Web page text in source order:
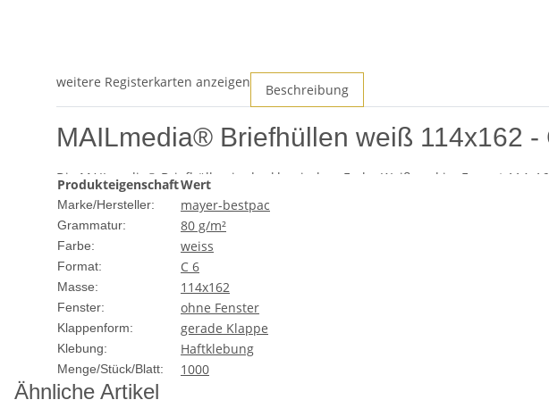
weitere Registerkarten anzeigen Beschreibung
MAILmedia® Briefhüllen weiß 114x162 -
Die MAILmedia® Briefhüllen in der klassischen Farbe Weiß und im Format
Funktionalität mit einer ansprechenden Ästhetik und eignen sich hervorragend
Produktmerkmale
Format:
C6 (114x162 mm)
Farbe:
Material:
Hochwertiges Papier
Verschluss:
Haftklebend
Gewicht:
80 g/m²
Inhalt: 100 Stück pro Packung
ProdukteigenschaftWert
Marke/Hersteller: mayer-bestpac
Grammatur: 80 g/m²
Farbe: weiss
Format: C 6
Masse: 114x162
Fenster: ohne Fenster
Klappenform: gerade Klappe
Klebung: Haftklebung
Menge/Stück/Blatt: 1000
Ähnliche Artikel